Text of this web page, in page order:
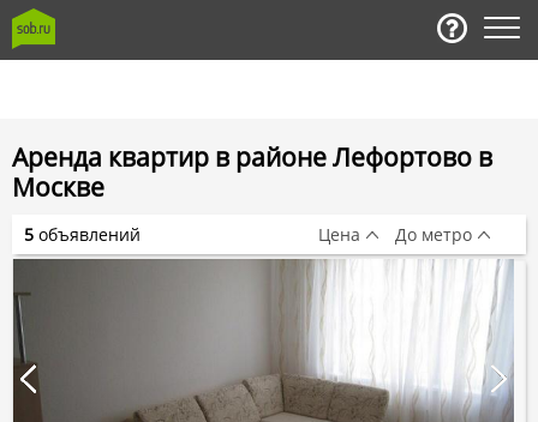
Аренда квартир в районе Лефортово в
Москве
5 объявлений Цена До метро